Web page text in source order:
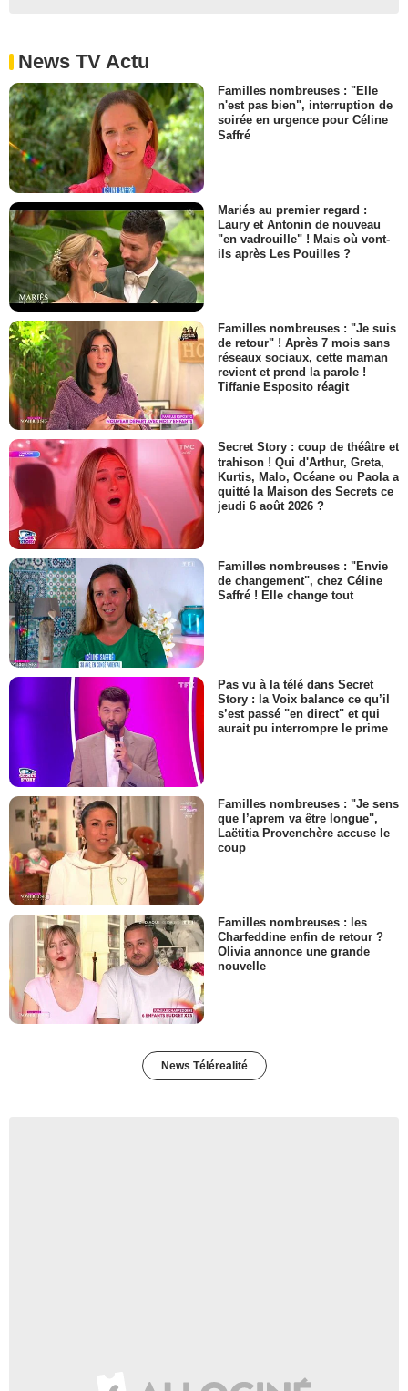
News TV Actu
Familles nombreuses : "Elle
n'est pas bien", interruption de
soirée en urgence pour Céline
Saffré
Mariés au premier regard :
Laury et Antonin de nouveau
"en vadrouille" ! Mais où vont-
ils après Les Pouilles ?
Familles nombreuses : "Je suis
de retour" ! Après 7 mois sans
réseaux sociaux, cette maman
revient et prend la parole !
Tiffanie Esposito réagit
Secret Story : coup de théâtre et
trahison ! Qui d'Arthur, Greta,
Kurtis, Malo, Océane ou Paola a
quitté la Maison des Secrets ce
jeudi 6 août 2026 ?
Familles nombreuses : "Envie
de changement", chez Céline
Saffré ! Elle change tout
Pas vu à la télé dans Secret
Story : la Voix balance ce qu’il
s’est passé "en direct" et qui
aurait pu interrompre le prime
Familles nombreuses : "Je sens
que l’aprem va être longue",
Laëtitia Provenchère accuse le
coup
Familles nombreuses : les
Charfeddine enfin de retour ?
Olivia annonce une grande
nouvelle
News Télérealité